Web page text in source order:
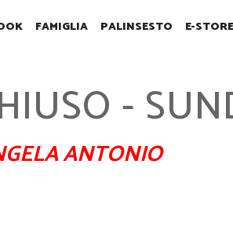
FAMIGLIA PALINSESTO E-STORE
-
ANTONIO